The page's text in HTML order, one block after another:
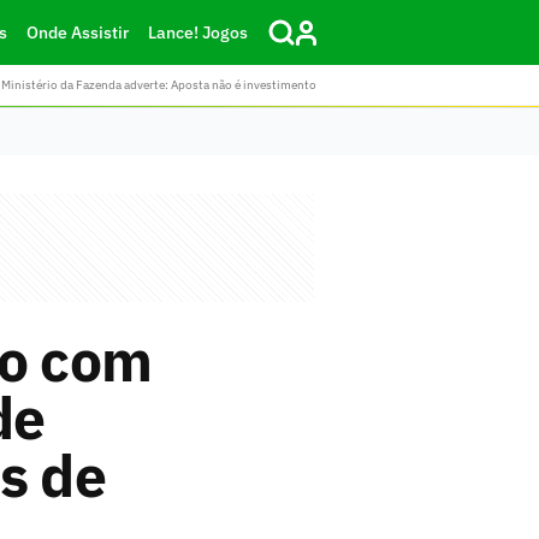
Onde Assistir Lance! Jogos
da Fazenda adverte: Aposta não é investimento
com
de